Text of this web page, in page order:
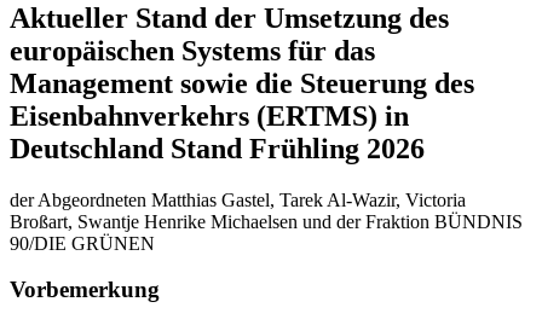
Aktueller Stand der Umsetzung des
europäischen Systems für das
Management sowie die Steuerung des
Eisenbahnverkehrs (ERTMS) in
Deutschland Stand Frühling 2026
der Abgeordneten Matthias Gastel, Tarek Al-Wazir, Victoria
Broßart, Swantje Henrike Michaelsen und der Fraktion BÜNDNIS
90/DIE GRÜNEN
Vorbemerkung